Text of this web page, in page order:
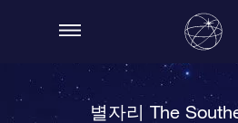
별자리 The